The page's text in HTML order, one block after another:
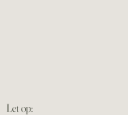
Let op: